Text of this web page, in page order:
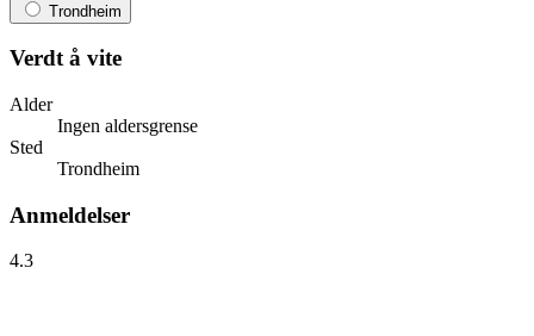
Trondheim
Verdt å vite
Alder
Ingen aldersgrense
Sted
Trondheim
Anmeldelser
4.3